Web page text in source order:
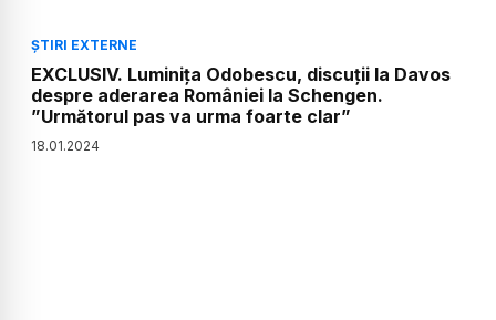
ȘTIRI EXTERNE
EXCLUSIV. Luminița Odobescu, discuții la Davos
despre aderarea României la Schengen.
”Următorul pas va urma foarte clar”
18.01.2024